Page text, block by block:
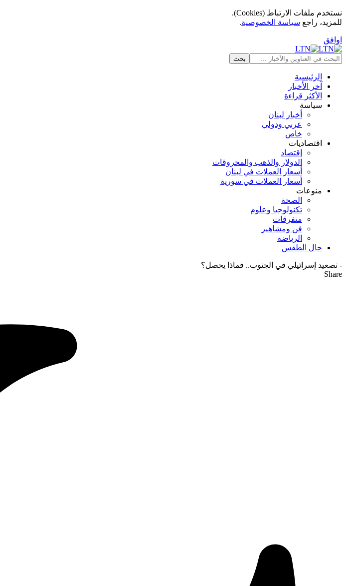
نستخدم ملفات الارتباط (Cookies).
للمزيد، راجع سياسة الخصوصية.
اوافق
الرئيسية
آخر الأخبار
الأكثر قراءة
سياسة
أخبار لبنان
عربي ودولي
خاص
اقتصاديات
إقتصاد
الدولار والذهب والمحروقات
أسعار العملات في لبنان
أسعار العملات في سورية
منوعات
الصحة
تكنولوجيا وعلوم
متفرقات
فن ومشاهير
الرياضة
حال الطقس
- تصعيد إسرائيلي في الجنوب.. فماذا يحصل؟
Share